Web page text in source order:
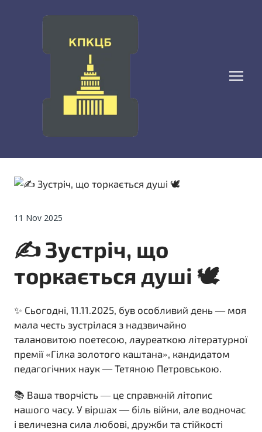
11 Nov 2025
✍️ Зустріч, що
торкається душі 🕊️
✨ Сьогодні, 11.11.2025, був особливий день — моя
мала честь зустрілася з надзвичайно
талановитою поетесою, лауреаткою літературної
премії «Гілка золотого каштана», кандидатом
педагогічних наук — Тетяною Петровською.
📚 Ваша творчість — це справжній літопис
нашого часу. У віршах — біль війни, але водночас
і величезна сила любові, дружби та стійкості